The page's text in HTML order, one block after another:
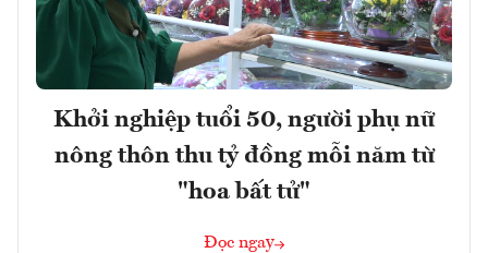
Khởi nghiệp tuổi 50, người phụ nữ
nông thôn thu tỷ đồng mỗi năm từ
"hoa bất tử"
Đọc ngay